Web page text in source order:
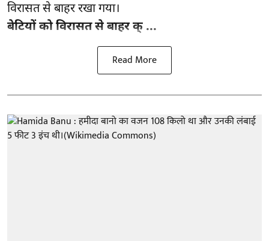
विरासत से बाहर रखा गया।
बेटियों को विरासत से बाहर क् ...
Read More